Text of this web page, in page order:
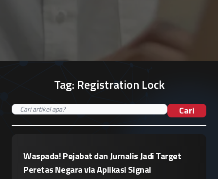
Tag: Registration Lock
Cari
Waspada! Pejabat dan Jurnalis Jadi Target
Peretas Negara via Aplikasi Signal